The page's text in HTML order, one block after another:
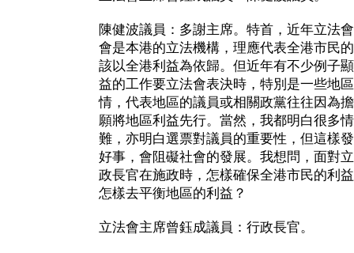
陳健波議員：多謝主席。特首，近年立法
會是本港的立法機構，理應代表全港市民
該以全港利益為依歸。但近年有不少例子
益的工作要立法會表決時，特別是一些地
情，代表地區的議員或相關政黨往往因為
願將地區利益先行。當然，我都明白很多
難，亦明白選票對議員的重要性，但這樣
好事，會阻礙社會的發展。我想問，面對
政長官在施政時，怎樣確保全港市民的利
怎樣去平衡地區的利益？
立法會主席曾鈺成議員：行政長官。